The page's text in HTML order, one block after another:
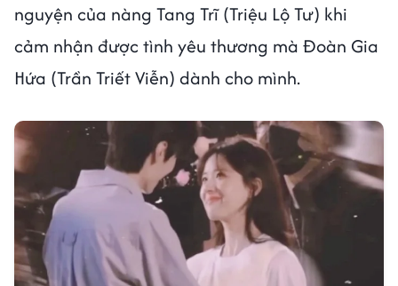
nguyện của nàng Tang Trĩ (Triệu Lộ Tư) khi
cảm nhận được tình yêu thương mà Đoàn Gia
Hứa (Trần Triết Viễn) dành cho mình.